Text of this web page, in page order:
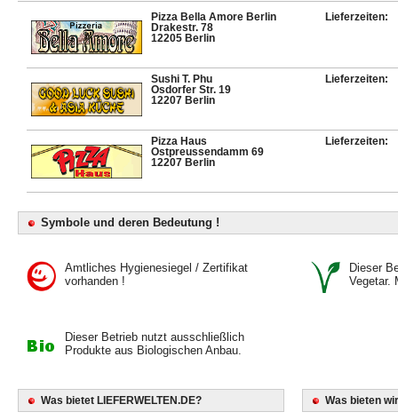
Pizza Bella Amore Berlin
Drakestr. 78
12205 Berlin
Lieferzeiten:
Sushi T. Phu
Osdorfer Str. 19
12207 Berlin
Lieferzeiten:
Pizza Haus
Ostpreussendamm 69
12207 Berlin
Lieferzeiten:
Symbole und deren Bedeutung !
Amtliches Hygienesiegel / Zertifikat
vorhanden !
Dieser
Vegetar.
Dieser Betrieb nutzt ausschließlich
Produkte aus Biologischen Anbau.
Was bietet LIEFERWELTEN.DE? Was bieten